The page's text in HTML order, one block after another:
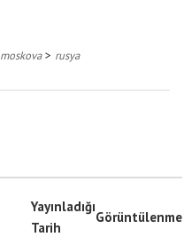
moskova> rusya
Yayınladığı
Tarih
Görüntülenme